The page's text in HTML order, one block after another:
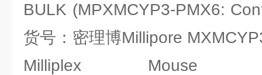
BULK (MPXMCYP3-PMX6:
货号：密理博Millipore
Milliplex Mouse